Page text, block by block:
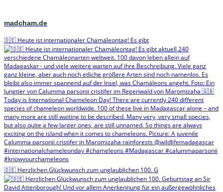
madcham.de
🇩🇪 Heute ist internationaler Chamäleontag! Es gibt
🇩🇪 Herzlichen Glückwunsch zum unglaublichen 100. G